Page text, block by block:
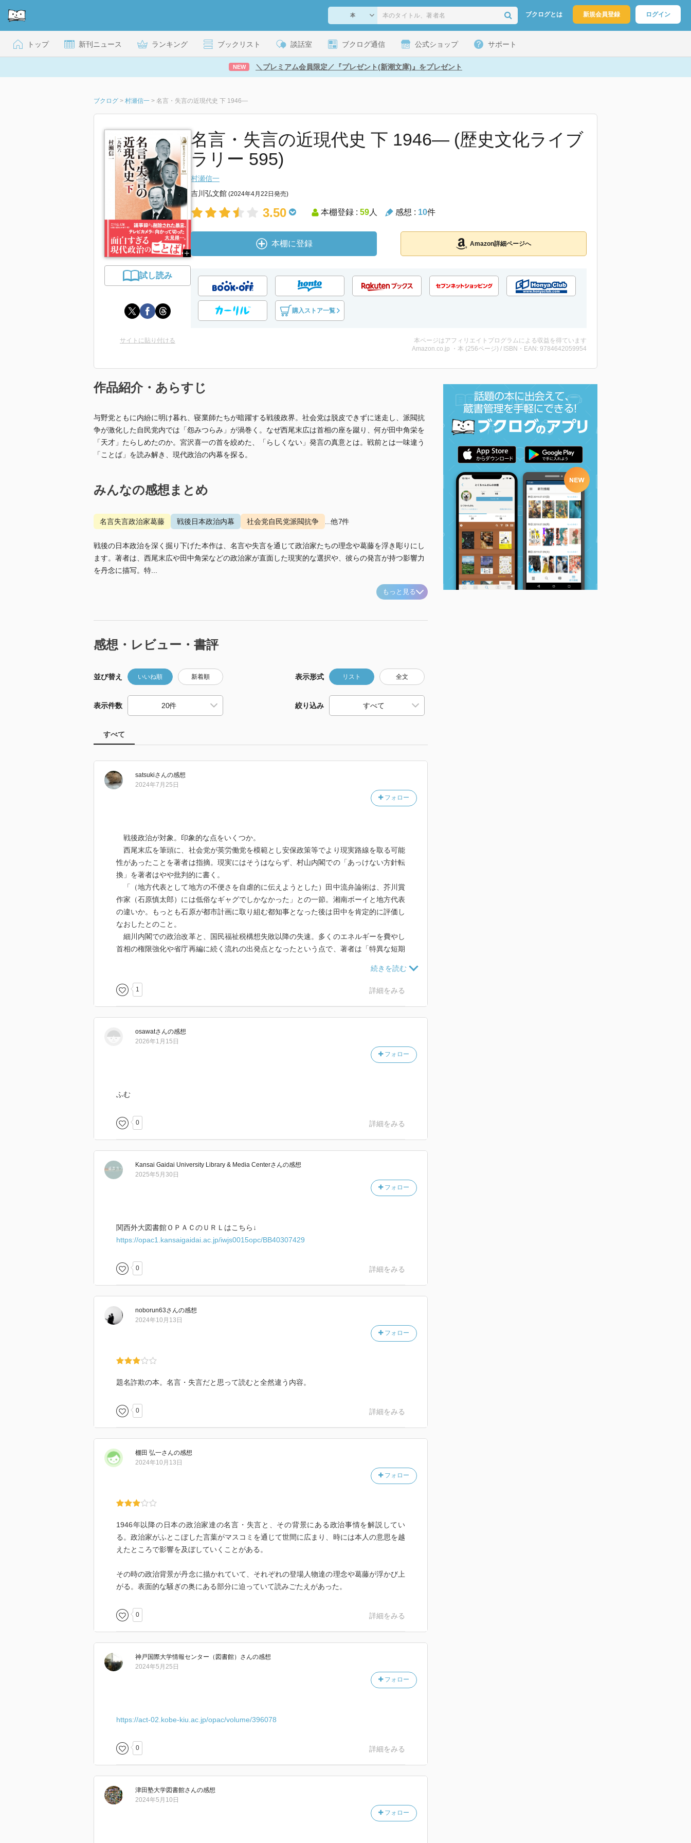
ブクログとは 新規会員登録 ログイン
トップ 新刊ニュース ランキング ブックリスト 談話室 ブクログ通信 公式ショップ サポート
NEW ＼プレミアム会員限定／『プレゼント(新潮文庫)』をプレゼント
ブクログ > 村瀬信一 > 名言・失言の近現代史 下 1946―
試し読み
名言・失言の近現代史 下 1946― (歴史文化ライブ
ラリー 595)
村瀬信一
吉川弘文館 (2024年4月22日発売)
3.50 本棚登録 : 59人 感想 : 10件
本棚に登録 Amazon詳細ページへ
購入ストア一覧
サイトに貼り付ける
本ページはアフィリエイトプログラムによる収益を得ています
Amazon.co.jp ・本 (256ページ) / ISBN・EAN: 9784642059954
作品紹介・あらすじ
与野党ともに内紛に明け暮れ、寝業師たちが暗躍する戦後政界。社会党は脱皮できずに迷走し、派閥抗
争が激化した自民党内では「怨みつらみ」が渦巻く。なぜ西尾末広は首相の座を蹴り、何が田中角栄を
「天才」たらしめたのか。宮沢喜一の首を絞めた、「らしくない」発言の真意とは。戦前とは一味違う
「ことば」を読み解き、現代政治の内幕を探る。
みんなの感想まとめ
名言失言政治家葛藤 戦後日本政治内幕 社会党自民党派閥抗争 ...他7件
戦後の日本政治を深く掘り下げた本作は、名言や失言を通じて政治家たちの理念や葛藤を浮き彫りにし
ます。著者は、西尾末広や田中角栄などの政治家が直面した現実的な選択や、彼らの発言が持つ影響力
を丹念に描写。特...
もっと見る
感想・レビュー・書評
並び替え いいね順 新着順 表示形式 リスト 全文
表示件数 絞り込み
すべて
satsukiさんの感想
フォロー
2024年7月25日
戦後政治が対象。印象的な点をいくつか。
西尾末広を筆頭に、社会党が英労働党を模範とし安保政策等でより現実路線を取る可能
性があったことを著者は指摘。現実にはそうはならず、村山内閣での「あっけない方針転
換」を著者はやや批判的に書く。
「（地方代表として地方の不便さを自虐的に伝えようとした）田中流弁論術は、芥川賞
作家（石原慎太郎）には低俗なギャグでしかなかった」との一節。湘南ボーイと地方代表
の違いか。もっとも石原が都市計画に取り組む都知事となった後は田中を肯定的に評価し
なおしたとのこと。
細川内閣での政治改革と、国民福祉税構想失敗以降の失速。多くのエネルギーを費やし
首相の権限強化や省庁再編に続く流れの出発点となったという点で、著者は「特異な短期
橋本政権下での普天間返還合意と現在までの閉塞状況は丹念に描写。一方、90年代に語
られた「平和の配当」論は、現在から見るとどうなのだろうと感じる。
1 詳細をみる
osawatさんの感想
フォロー
2026年1月15日
ふむ
0 詳細をみる
Kansai Gaidai University Library & Media Centerさんの感想
フォロー
2025年5月30日
関西外大図書館ＯＰＡＣのＵＲＬはこちら↓
https://opac1.kansaigaidai.ac.jp/iwjs0015opc/BB40307429
0 詳細をみる
noborun63さんの感想
フォロー
2024年10月13日
題名詐欺の本。名言・失言だと思って読むと全然違う内容。
0 詳細をみる
棚田 弘一さんの感想
フォロー
2024年10月13日
1946年以降の日本の政治家達の名言・失言と、その背景にある政治事情を解説してい
る。政治家がふとこぼした言葉がマスコミを通じて世間に広まり、時には本人の意思を越
えたところで影響を及ぼしていくことがある。
その時の政治背景が丹念に描かれていて、それぞれの登場人物達の理念や葛藤が浮かび上
がる。表面的な騒ぎの奥にある部分に迫っていて読みごたえがあった。
0 詳細をみる
神戸国際大学情報センター（図書館） さんの感想
フォロー
2024年5月25日
https://act-02.kobe-kiu.ac.jp/opac/volume/396078
0 詳細をみる
津田塾大学図書館さんの感想
フォロー
2024年5月10日